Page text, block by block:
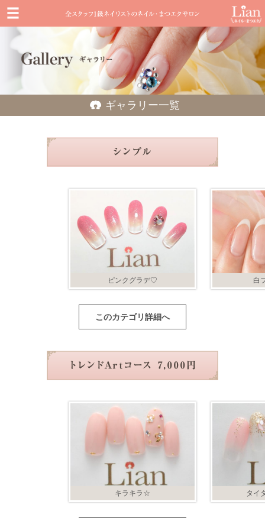
ギャラリー一覧
ピンクグラデ♡ 白
このカテゴリ詳細へ
キラキラ☆ タイ